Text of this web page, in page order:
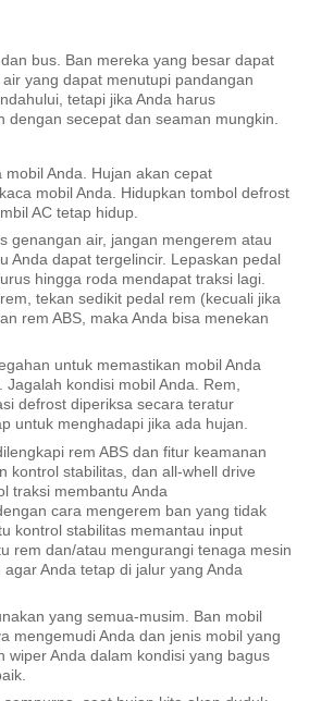
bus. Ban mereka yang besar dapat
yang dapat menutupi pandangan
tetapi jika Anda harus
dengan secepat dan seaman mungkin.
mobil Anda. Hujan akan cepat
mobil Anda. Hidupkan tombol defrost
AC tetap hidup.
genangan air, jangan mengerem atau
Anda dapat tergelincir. Lepaskan pedal
hingga roda mendapat traksi lagi.
tekan sedikit pedal rem (kecuali jika
rem ABS, maka Anda bisa menekan
untuk memastikan mobil Anda
kondisi mobil Anda. Rem,
defrost diperiksa secara teratur
untuk menghadapi jika ada hujan.
rem ABS dan fitur keamanan
kontrol stabilitas, dan all-whell drive
traksi membantu Anda
cara mengerem ban yang tidak
kontrol stabilitas memantau input
rem dan/atau mengurangi tenaga mesin
Anda tetap di jalur yang Anda
yang semua-musim. Ban mobil
mengemudi Anda dan jenis mobil yang
wiper Anda dalam kondisi yang bagus